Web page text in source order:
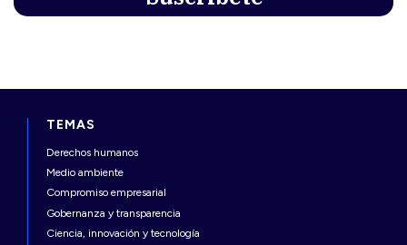
TEMAS
Derechos humanos
Medio ambiente
Compromiso empresarial
Gobernanza y transparencia
Ciencia, innovación y tecnología